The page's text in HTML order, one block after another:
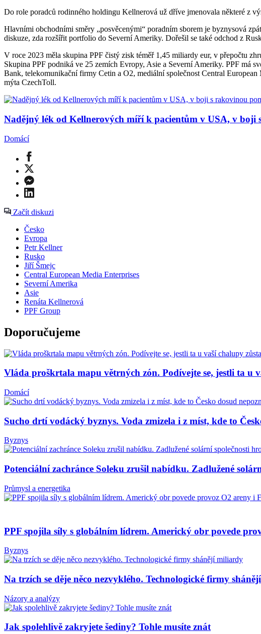
Do role poradců rodinného holdingu Kellnerová už dříve jmenovala některé z
Hlavními obchodními směry „posvěcenými“ poradním sborem je byznysová
diskuze, zda rozšířit portfolio do Severní Ameriky. Dořešil se také odchod z
V roce 2023 měla skupina PPF čistý zisk téměř 1,45 miliardy eur, v přepočtu
Skupina PPF podniká ve 25 zemích Evropy, Asie a Severní Ameriky. PPF má
Bank, telekomunikační firmy Cetin a O2, mediální společnost Central
mýta CzechToll.
Nadějný lék od Kellnerových míří k pacientům v USA, v boji
Domácí
Začít diskuzi
Česko
Evropa
Petr Kellner
Rusko
Jiří Šmejc
Central European Media Enterprises
Severní Amerika
Asie
Renáta Kellnerová
PPF Group
Doporučujeme
Vláda proškrtala mapu větrných zón. Podívejte se, jestli ta u
Domácí
Sucho drtí vodácký byznys. Voda zmizela i z míst, kde to
Byznys
Potenciální zachránce Soleku zrušil nabídku. Zadlužené
Průmysl a energetika
PPF spojila síly s globálním lídrem. Americký obr povede
Byznys
Na trzích se děje něco nezvyklého. Technologické firmy
Názory a analýzy
Jak spolehlivě zakryjete šediny? Tohle musíte znát